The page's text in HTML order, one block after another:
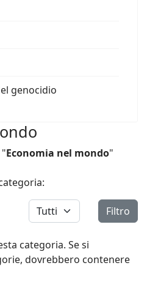
genocidio
Economia nel mondo"
Visualizza # Filtro
categoria. Se si
dovrebbero contenere